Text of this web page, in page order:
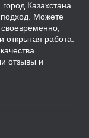
Казахстана.
Можете
открытая работа.
отзывы и